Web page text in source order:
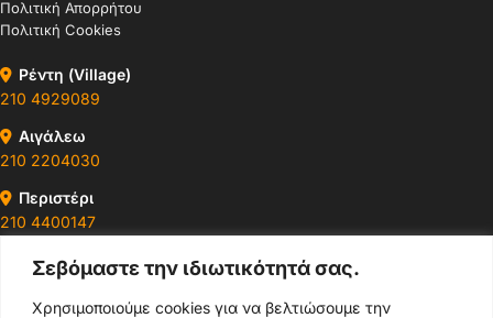
Σεβόμαστε την ιδιωτικότητά σας.
Χρησιμοποιούμε cookies για να βελτιώσουμε την
Πολιτική Απορρήτου
Πολιτική Cookies
Ρέντη (Village)
210 4929089
Αιγάλεω
210 2204030
Περιστέρι
210 4400147
Ωράρια & Διευθύνσεις →